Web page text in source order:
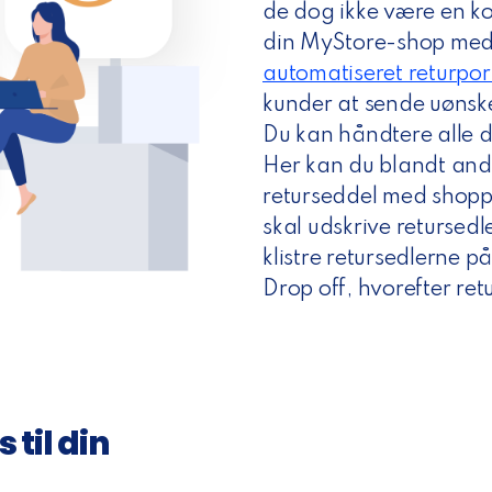
de dog ikke være en
din MyStore-shop
automatiseret
kunder at sende
Du kan håndtere alle
Her kan du blandt
returseddel med
skal udskrive
klistre retursedlerne
Drop off, hvorefter
til din